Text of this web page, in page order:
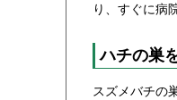
り、すぐに病
ハチの巣
スズメバチの